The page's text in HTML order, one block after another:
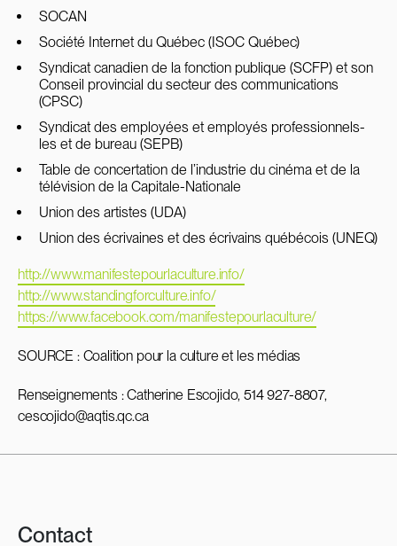
SOCAN
Société Internet du Québec (ISOC Québec)
Syndicat canadien de la fonction publique (SCFP) et son
Conseil provincial du secteur des communications
(CPSC)
Syndicat des employées et employés professionnels-
les et de bureau (SEPB)
Table de concertation de l’industrie du cinéma et de la
télévision de la Capitale-Nationale
Union des artistes (UDA)
Union des écrivaines et des écrivains québécois (UNEQ)
http://www.manifestepourlaculture.info/
http://www.standingforculture.info/
https://www.facebook.com/manifestepourlaculture/
SOURCE : Coalition pour la culture et les médias
Renseignements : Catherine Escojido, 514 927-8807,
cescojido@aqtis.qc.ca
Contact